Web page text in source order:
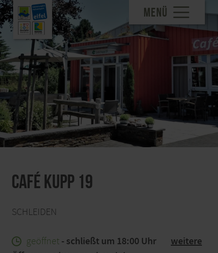
MENÜ
Café Kupp 19
SCHLEIDEN
geöffnet - schließt um 18:00 Uhr
weitere